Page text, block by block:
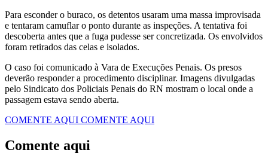
Para esconder o buraco, os detentos usaram uma massa improvisada
e tentaram camuflar o ponto durante as inspeções. A tentativa foi
descoberta antes que a fuga pudesse ser concretizada. Os envolvidos
foram retirados das celas e isolados.
O caso foi comunicado à Vara de Execuções Penais. Os presos
deverão responder a procedimento disciplinar. Imagens divulgadas
pelo Sindicato dos Policiais Penais do RN mostram o local onde a
passagem estava sendo aberta.
COMENTE AQUI COMENTE AQUI
Comente aqui